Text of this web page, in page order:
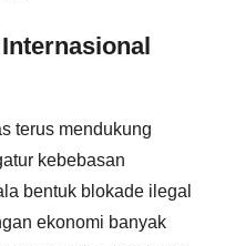
terus mendukung
kebebasan
bentuk blokade ilegal
ekonomi banyak